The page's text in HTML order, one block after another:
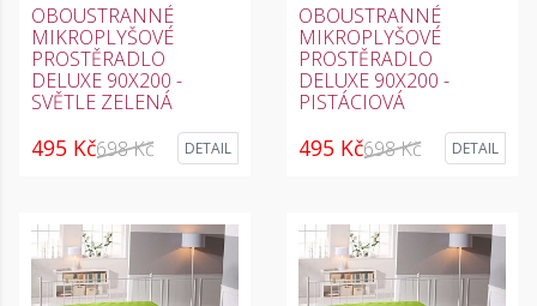
OBOUSTRANNÉ
MIKROPLYŠOVÉ
PROSTĚRADLO
DELUXE 90X200 -
SVĚTLE ZELENÁ
495 Kč698 Kč DETAIL
OBOUSTRANNÉ
MIKROPLYŠOVÉ
PROSTĚRADLO
DELUXE 90X200 -
PISTÁCIOVÁ
495 Kč698 Kč DETAIL